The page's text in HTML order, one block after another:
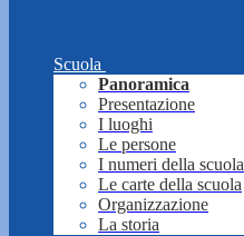
Scuola
Panoramica
Presentazione
I luoghi
Le persone
I numeri della scuola
Le carte della scuola
Organizzazione
La storia